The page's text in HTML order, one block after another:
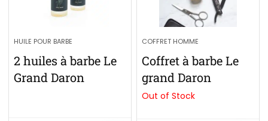
HUILE POUR BARBE
2 huiles à barbe Le
Grand Daron
COFFRET HOMME
Coffret à barbe Le
grand Daron
Out of Stock